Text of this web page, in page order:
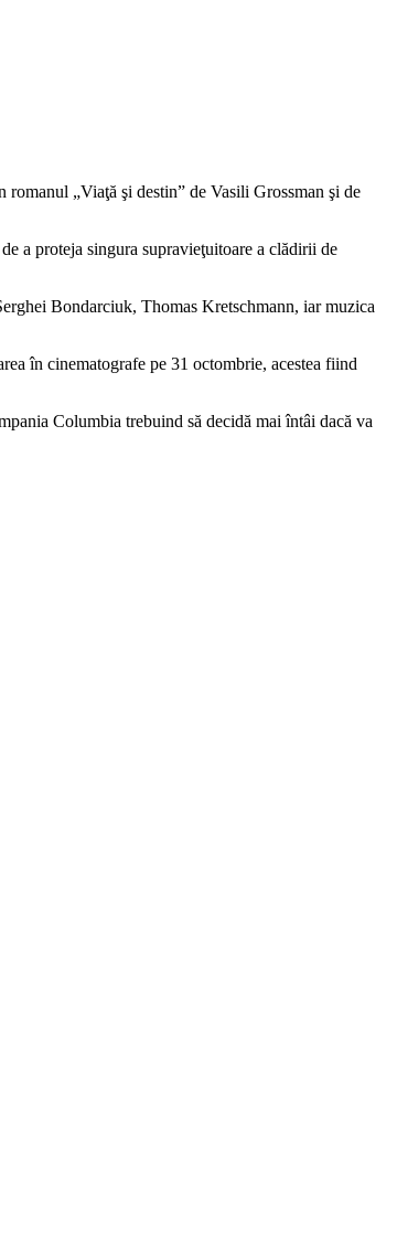
„Viaţă şi destin” de Vasili Grossman şi de
a proteja singura supravieţuitoare a clădirii de
Bondarciuk, Thomas Kretschmann, iar muzica
în cinematografe pe 31 octombrie, acestea fiind
Columbia trebuind să decidă mai întâi dacă va